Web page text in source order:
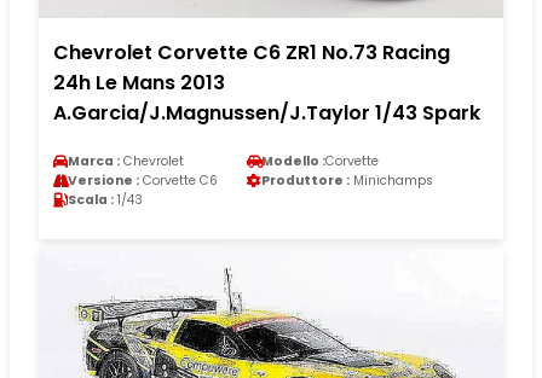
Chevrolet Corvette C6 ZR1 No.73 Racing
24h Le Mans 2013
A.Garcia/J.Magnussen/J.Taylor 1/43 Spark
Marca : Chevrolet Modello :Corvette
Versione : Corvette C6 Produttore : Minichamps
Scala : 1/43